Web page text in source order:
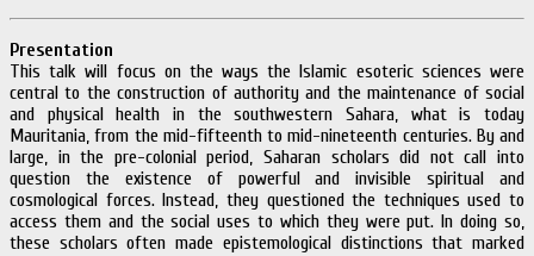
Presentation
This talk will focus on the ways the Islamic esoteric sciences were
central to the construction of authority and the maintenance of social
and physical health in the southwestern Sahara, what is today
Mauritania, from the mid-fifteenth to mid-nineteenth centuries. By and
large, in the pre-colonial period, Saharan scholars did not call into
question the existence of powerful and invisible spiritual and
cosmological forces. Instead, they questioned the techniques used to
access them and the social uses to which they were put. In doing so,
these scholars often made epistemological distinctions that marked